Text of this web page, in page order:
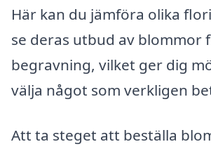
Här kan du jämföra olika
se deras utbud av blommor
begravning, vilket ger dig
välja något som verkligen
Att ta steget att beställa